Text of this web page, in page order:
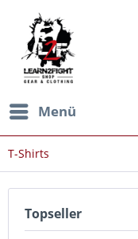
Menü
T-Shirts
Topseller